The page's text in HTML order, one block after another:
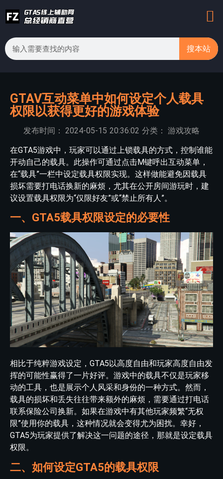
搜本站
GTAV互动菜单中如何设定个人载具
权限以获得更好的游戏体验
发布时间： 2024-05-15 20:36:02 分类： 游戏攻略
在GTA5游戏中，玩家可以通过上锁载具的方式，控制谁能
开动自己的载具。此操作可通过点击M键呼出互动菜单，
在“载具”一栏中设定载具权限实现。这样做能避免因载具
损坏需要打电话换新的麻烦，尤其在公开房间游玩时，建
议设置载具权限为“仅限好友”或“禁止所有人”。
一、GTA5载具权限设定的必要性
相比于纯粹游戏设定，GTA5以高度自由和玩家高度自由发
挥的可能性赢得了一片好评。游戏中的载具不仅是玩家移
动的工具，也是展示个人风采和身份的一种方式。然而，
载具的损坏和丢失往往带来额外的麻烦，需要通过打电话
联系保险公司换新。如果在游戏中有其他玩家频繁“无权
限”使用你的载具，这种情况就会变得尤为困扰。幸好，
GTA5为玩家提供了解决这一问题的途径，那就是设定载具
权限。
二、如何设定GTA5的载具权限